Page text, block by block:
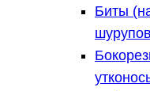
Биты